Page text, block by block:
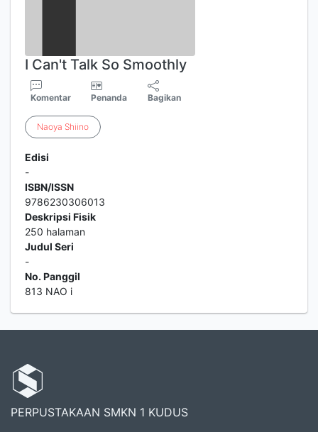
I Can't Talk So Smoothly
Komentar Penanda Bagikan
Naoya Shiino
Edisi
-
ISBN/ISSN
9786230306013
Deskripsi Fisik
250 halaman
Judul Seri
-
No. Panggil
813 NAO i
PERPUSTAKAAN SMKN 1 KUDUS